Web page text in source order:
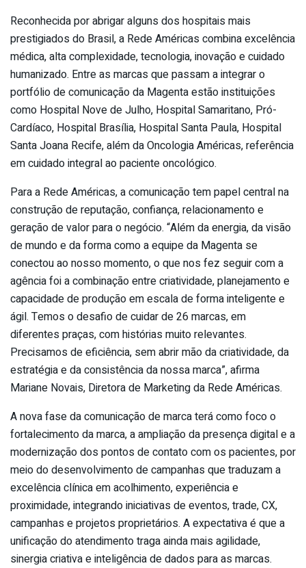
Reconhecida por abrigar alguns dos hospitais mais
prestigiados do Brasil, a Rede Américas combina excelência
médica, alta complexidade, tecnologia, inovação e cuidado
humanizado. Entre as marcas que passam a integrar o
portfólio de comunicação da Magenta estão instituições
como Hospital Nove de Julho, Hospital Samaritano, Pró-
Cardíaco, Hospital Brasília, Hospital Santa Paula, Hospital
Santa Joana Recife, além da Oncologia Américas, referência
em cuidado integral ao paciente oncológico.
Para a Rede Américas, a comunicação tem papel central na
construção de reputação, confiança, relacionamento e
geração de valor para o negócio. “Além da energia, da visão
de mundo e da forma como a equipe da Magenta se
conectou ao nosso momento, o que nos fez seguir com a
agência foi a combinação entre criatividade, planejamento e
capacidade de produção em escala de forma inteligente e
ágil. Temos o desafio de cuidar de 26 marcas, em
diferentes praças, com histórias muito relevantes.
Precisamos de eficiência, sem abrir mão da criatividade, da
estratégia e da consistência da nossa marca”, afirma
Mariane Novais, Diretora de Marketing da Rede Américas.
A nova fase da comunicação de marca terá como foco o
fortalecimento da marca, a ampliação da presença digital e a
modernização dos pontos de contato com os pacientes, por
meio do desenvolvimento de campanhas que traduzam a
excelência clínica em acolhimento, experiência e
proximidade, integrando iniciativas de eventos, trade, CX,
campanhas e projetos proprietários. A expectativa é que a
unificação do atendimento traga ainda mais agilidade,
sinergia criativa e inteligência de dados para as marcas.